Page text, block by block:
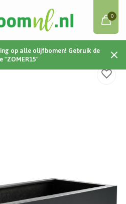
0
op alle olijfbomen! Gebruik de
"ZOMER15"
100 100x50x50 - Black